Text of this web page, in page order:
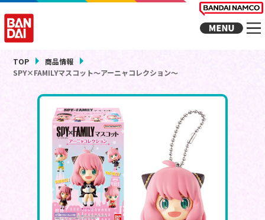
TOP
商品情報
SPY×FAMILYマスコット～アーニャコレクション～